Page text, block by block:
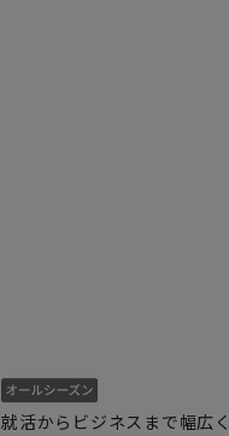
就活からビジネスまで幅広